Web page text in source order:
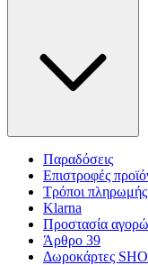
Παραδόσεις
Επιστροφές
Τρόποι πληρωμής
Klarna
Προστασία
Άρθρο 39
Δωροκάρτες